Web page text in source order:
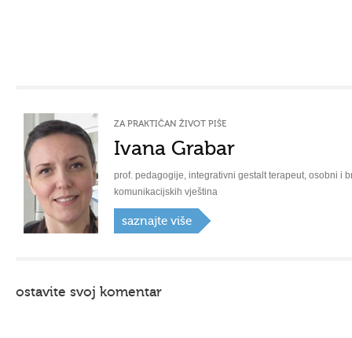
ZA PRAKTIČAN ŽIVOT PIŠE
Ivana Grabar
prof. pedagogije, integrativni gestalt terapeut, osobni i
komunikacijskih vještina
saznajte više
ostavite svoj komentar